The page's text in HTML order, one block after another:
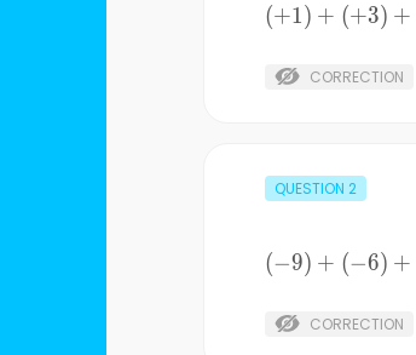
(+1)+
(+5)+
(+1) + (+3) +
CORRECTION
QUESTION 2
(-9)+
(-8)+
(−9) + (−6) +
CORRECTION